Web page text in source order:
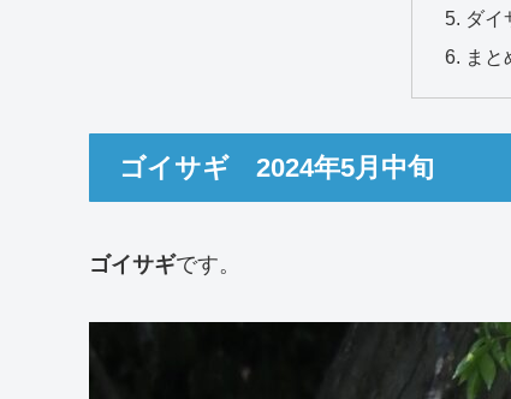
ダ
まと
ゴイサギ 2024年5月中旬
ゴイサギです。